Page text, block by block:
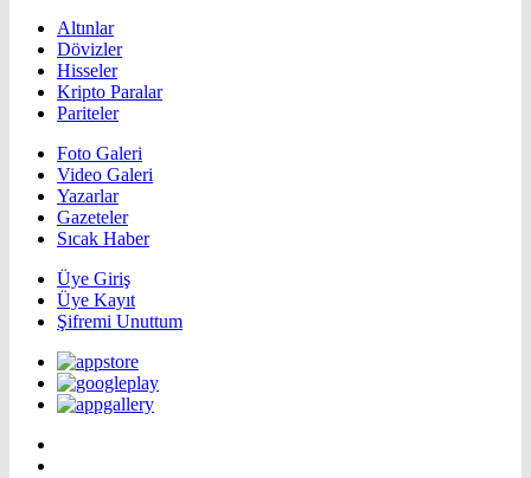
Altınlar
Dövizler
Hisseler
Kripto Paralar
Pariteler
Foto Galeri
Video Galeri
Yazarlar
Gazeteler
Sıcak Haber
Üye Giriş
Üye Kayıt
Şifremi Unuttum